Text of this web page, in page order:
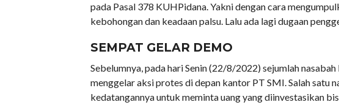
pada Pasal 378 KUHPidana. Yakni dengan cara
kebohongan dan keadaan palsu. Lalu ada lagi dugaan
SEMPAT GELAR DEMO
Sebelumnya, pada hari Senin (22/8/2022) sejumlah
menggelar aksi protes di depan kantor PT SMI. Salah satu
kedatangannya untuk meminta uang yang diinvestasikan